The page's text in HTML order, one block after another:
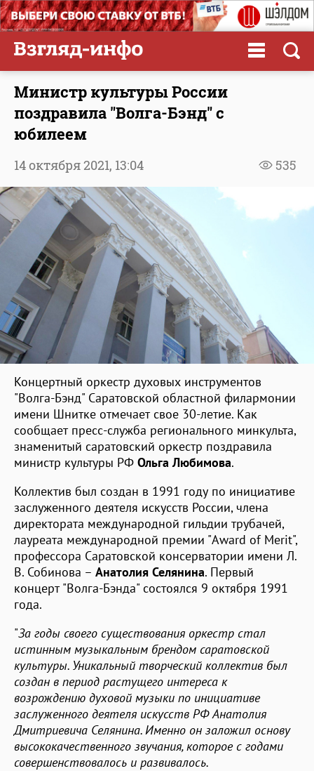
Министр культуры России
поздравила "Волга-Бэнд" с
юбилеем
535
14 октября 2021, 13:04
Концертный оркестр духовых инструментов
"Волга-Бэнд" Саратовской областной филармонии
имени Шнитке отмечает свое 30-летие. Как
сообщает пресс-служба регионального минкульта,
знаменитый саратовский оркестр поздравила
министр культуры РФ Ольга Любимова.
Коллектив был создан в 1991 году по инициативе
заслуженного деятеля искусств России, члена
директората международной гильдии трубачей,
лауреата международной премии "Award of Merit",
профессора Саратовской консерватории имени Л.
В. Собинова – Анатолия Селянина. Первый
концерт "Волга-Бэнда" состоялся 9 октября 1991
года.
"За годы своего существования оркестр стал
истинным музыкальным брендом саратовской
культуры. Уникальный творческий коллектив был
создан в период растущего интереса к
возрождению духовой музыки по инициативе
заслуженного деятеля искусств РФ Анатолия
Дмитриевича Селянина. Именно он заложил основу
высококачественного звучания, которое с годами
совершенствовалось и развивалось.